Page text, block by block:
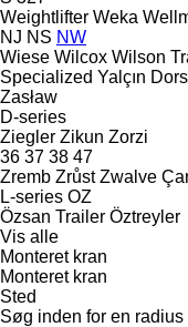
Weightlifter Weka
NJ NS NW
Wiese Wilcox Wilson
Specialized Yalçın
Zasław
D-series
Ziegler Zikun Zorzi
36 37 38 47
Zremb Zrůst Zwalve
L-series OZ
Özsan Trailer Öztreyler
Vis alle
Monteret kran
Monteret kran
Sted
Søg inden for en radius